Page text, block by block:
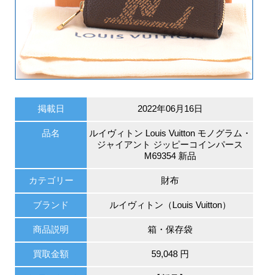
掲載日 2022年06月16日
品名
ルイヴィトン Louis Vuitton モノグラム・
ジャイアント ジッピーコインパース
M69354 新品
カテゴリー 財布
ブランド ルイヴィトン（Louis Vuitton）
商品説明 箱・保存袋
買取金額 59,048 円